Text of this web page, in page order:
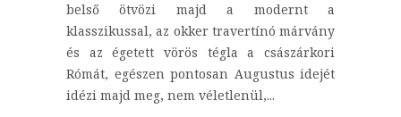
belső ötvözi majd a modernt a
klasszikussal, az okker travertínó márvány
és az égetett vörös tégla a császárkori
Rómát, egészen pontosan Augustus idejét
idézi majd meg, nem véletlenül,...